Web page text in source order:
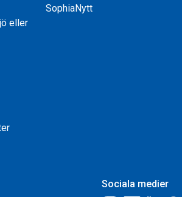
eller
SophiaNytt
Sociala medier